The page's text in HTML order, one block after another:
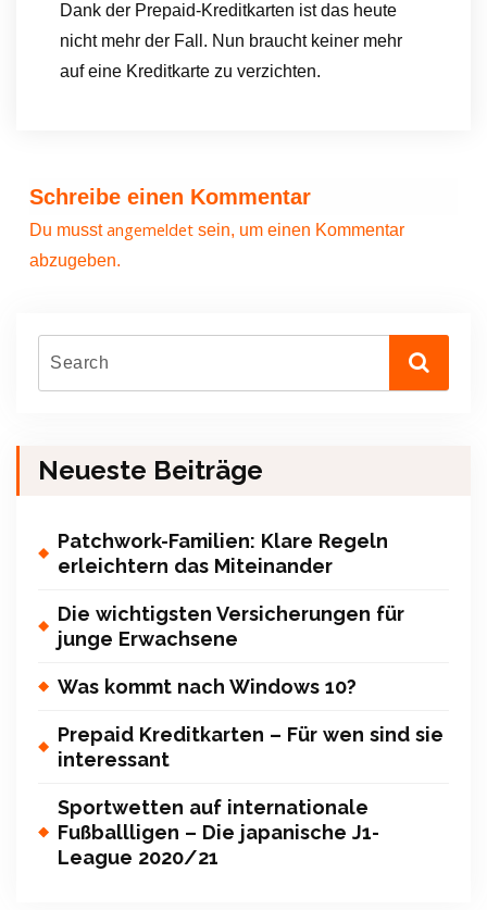
Dank der Prepaid-Kreditkarten ist das heute
nicht mehr der Fall. Nun braucht keiner mehr
auf eine Kreditkarte zu verzichten.
Schreibe einen Kommentar
Du musstangemeldet sein, um einen Kommentar
abzugeben.
Neueste Beiträge
Patchwork-Familien: Klare Regeln
erleichtern das Miteinander
Die wichtigsten Versicherungen für
junge Erwachsene
Was kommt nach Windows 10?
Prepaid Kreditkarten – Für wen sind sie
interessant
Sportwetten auf internationale
Fußballligen – Die japanische J1-
League 2020/21